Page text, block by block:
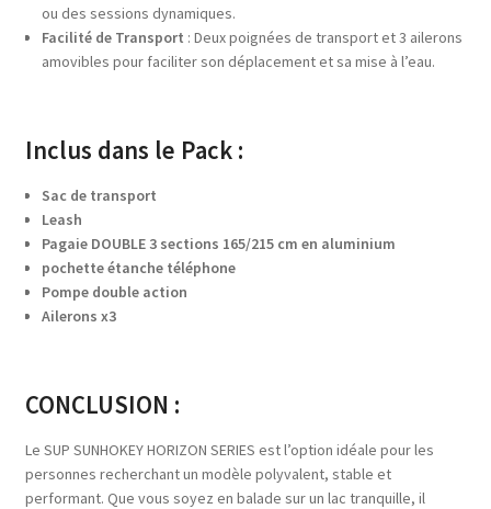
ou des sessions dynamiques.
Facilité de Transport : Deux poignées de transport et 3 ailerons
amovibles pour faciliter son déplacement et sa mise à l’eau.
Inclus dans le Pack :
Sac de transport
Leash
Pagaie DOUBLE 3 sections 165/215 cm en aluminium
pochette étanche téléphone
Pompe double action
Ailerons x3
CONCLUSION :
Le SUP SUNHOKEY HORIZON SERIES est l’option idéale pour les
personnes recherchant un modèle polyvalent, stable et
performant. Que vous soyez en balade sur un lac tranquille, il